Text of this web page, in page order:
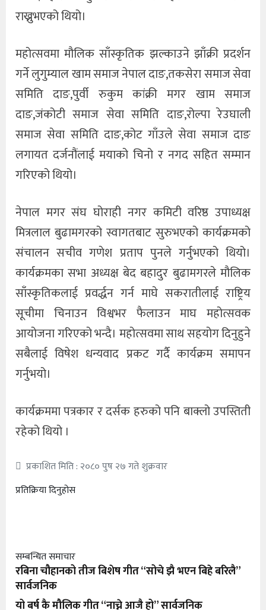
राख्नुभएको थियो।
महोत्सवमा मौलिक साँस्कृतिक झल्काउने झाँक्री प्रदर्शन
गर्ने लुगुम्याल खाम समाज नेपाल दाङ,तकसेरा समाज सेवा
समिति दाङ,पुर्वी रुकुम कांक्री मगर खाम समाज
दाङ,जंकोटी समाज सेवा समिति दाङ,रोल्पा रेउघाली
समाज सेवा समिति दाङ,कोट गाँउले सेवा समाज दाङ
लगायत दर्जनौंलाई मयाको चिनो र नगद सहित सम्मान
गरिएको थियो।
नेपाल मगर संघ घोराही नगर कमिटी वरिष्ठ उपाध्यक्ष
मित्रलाल बुढामगरको स्वागतबाट सुरुभएको कार्यक्रमको
संचालन सचीव गणेश प्रताप पुनले गर्नुभएको थियो।
कार्यक्रमका सभा अध्यक्ष बेद बहादुर बुढामगरले मौलिक
साँस्कृतिकलाई प्रवर्द्धन गर्न माघे सकरातीलाई राष्ट्रिय
सूचीमा चिनाउन विश्वभर फैलाउन माघ महोत्सवक
आयोजना गरिएको भन्दै। महोत्सवमा साथ सहयोग दिनुहुने
सबैलाई विषेश धन्यवाद प्रकट गर्दै कार्यक्रम समापन
गर्नुभयो।
कार्यक्रममा पत्रकार र दर्सक हरुको पनि बाक्लो उपस्तिती
रहेको थियो ।
प्रकाशित मिति : २०८० पुष २७ गते शुक्रवार
प्रतिक्रिया दिनुहोस
सम्बन्धित समाचार
रबिना चौहानको तीज बिशेष गीत “सोचे झै भएन बिहे बरिलै”
सार्वजनिक
यो बर्ष कै मौलिक गीत “नाच्ने आजै हो” सार्वजनिक